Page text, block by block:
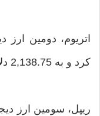
کرد و به 2,138.75 دلار رسید.